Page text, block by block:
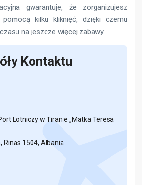
gwarantuje, że zorganizujesz
kilku kliknięć, dzięki czemu
na jeszcze więcej zabawy.
Kontaktu
Lotniczy w Tiranie „Matka Teresa
Rinas 1504, Albania